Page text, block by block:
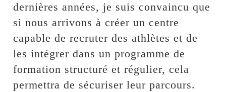
dernières années, je suis convaincu que
si nous arrivons à créer un centre
capable de recruter des athlètes et de
les intégrer dans un programme de
formation structuré et régulier, cela
permettra de sécuriser leur parcours.